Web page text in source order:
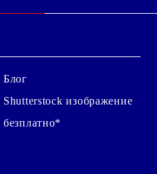
Блог
Shutterstock изображение
безплатно*